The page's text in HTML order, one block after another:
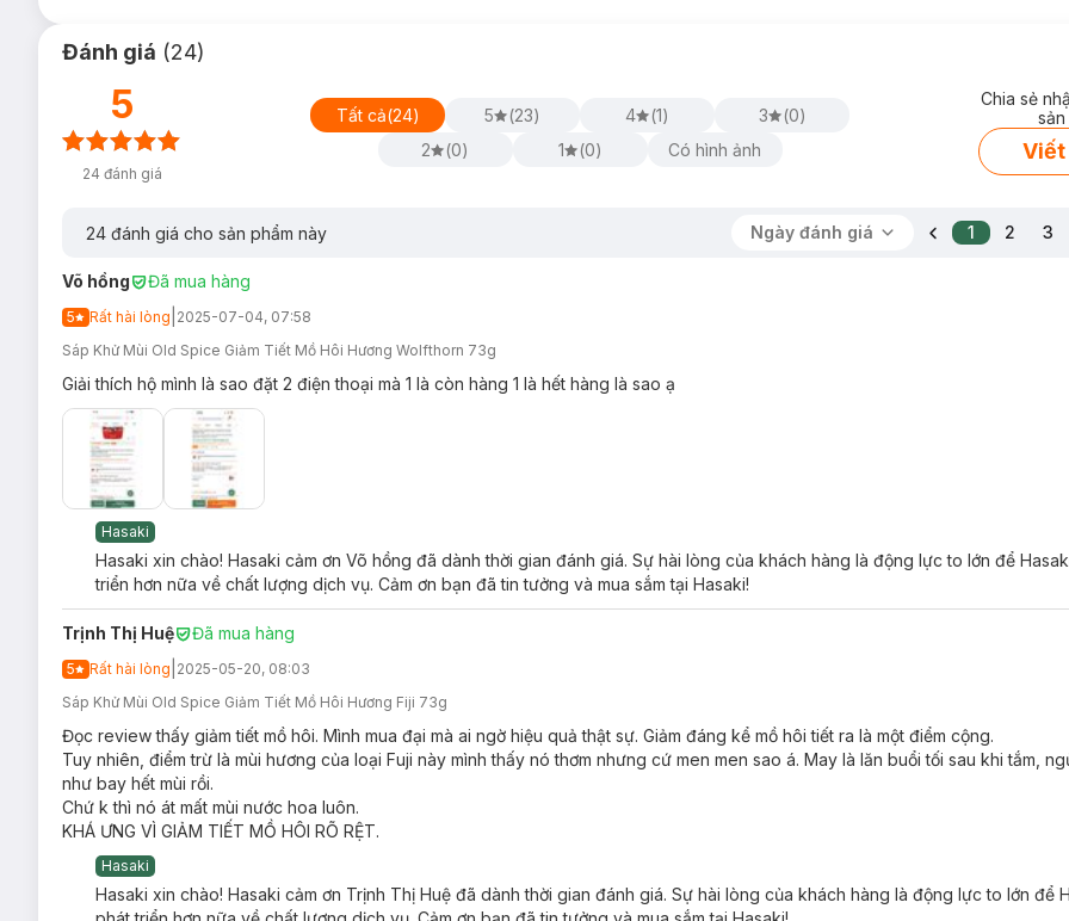
Đánh giá (24)
5
24 đánh giá
Tất cả(24) 5 (23) 4 (1) 3 (0)
2
(0) 1 (0) Có hình ảnh
Chia sẻ
Viết
24 đánh giá cho sản phẩm này Ngày đánh giá 1 2 3
Võ hồng Đã mua hàng
5 Rất hài lòng 2025-07-04, 07:58
Sáp Khử Mùi Old Spice Giảm Tiết Mồ Hôi Hương Wolfthorn 73g
Giải thích hộ mình là sao đặt 2 điện thoại mà 1 là còn hàng 1 là hết hàng là sao ạ
Hasaki
Hasaki xin chào! Hasaki cảm ơn Võ hồng đã dành thời gian đánh giá. Sự hài lòng của khách hàng là động lực to lớn để
triển hơn nữa về chất lượng dịch vụ. Cảm ơn bạn đã tin tưởng và mua sắm tại Hasaki!
Trịnh Thị Huệ Đã mua hàng
5 Rất hài lòng 2025-05-20, 08:03
Sáp Khử Mùi Old Spice Giảm Tiết Mồ Hôi Hương Fiji 73g
Đọc review thấy giảm tiết mồ hôi. Mình mua đại mà ai ngờ hiệu quả thật sự. Giảm đáng kể mồ hôi tiết ra là một điểm cộng.
Tuy nhiên, điểm trừ là mùi hương của loại Fuji này mình thấy nó thơm nhưng cứ men men sao á. May là lăn buổi tối sau khi tắm,
như bay hết mùi rồi.
Chứ k thì nó át mất mùi nước hoa luôn.
KHÁ ƯNG VÌ GIẢM TIẾT MỒ HÔI RÕ RỆT.
Hasaki
Hasaki xin chào! Hasaki cảm ơn Trịnh Thị Huệ đã dành thời gian đánh giá. Sự hài lòng của khách hàng là động lực to lớn để